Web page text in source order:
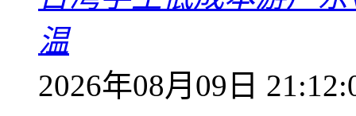
温
2026年08月09日